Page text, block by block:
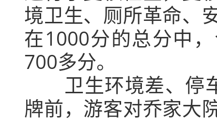
境卫生、厕所革命、
在1000分的总分中
700多分。
卫生环境差、停
牌前，游客对乔家大